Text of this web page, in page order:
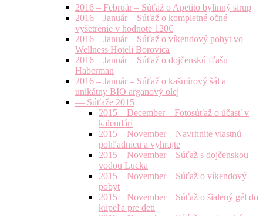
2016 – Február – Súťaž o Apetito bylinný sirup
2016 – Január – Súťaž o kompletné očné
vyšetrenie v hodnote 120€
2016 – Január – Súťaž o víkendový pobyt vo
Wellness Hoteli Borovica
2016 – Január – Súťaž o dojčenskú fľašu
Haberman
2016 – Január – Súťaž o kašmírový šál a
unikátny BIO arganový olej
— Súťaže 2015
2015 – December – Fotosúťaž o účasť v
kalendári
2015 – November – Navrhnite vlastnú
pohľadnicu a vyhrajte
2015 – November – Súťaž s dojčenskou
vodou Lucka
2015 – November – Súťaž o víkendový
pobyt
2015 – November – Súťaž o šialený gél do
kúpeľa pre deti